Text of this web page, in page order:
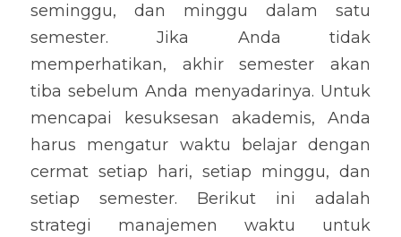
seminggu, dan minggu dalam satu
semester. Jika Anda tidak
memperhatikan, akhir semester akan
tiba sebelum Anda menyadarinya. Untuk
mencapai kesuksesan akademis, Anda
harus mengatur waktu belajar dengan
cermat setiap hari, setiap minggu, dan
setiap semester. Berikut ini adalah
strategi manajemen waktu untuk